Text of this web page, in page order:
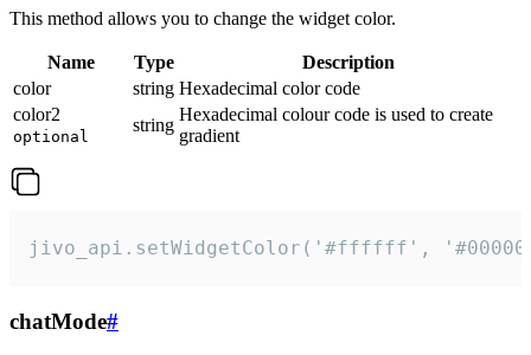
This method allows you to change the widget color.
Name Type
Description
color
string Hexadecimal color code
color2
optional
string
Hexadecimal colour code is used to create
gradient
jivo_api.setWidgetColor('#ffffff',
chatMode#